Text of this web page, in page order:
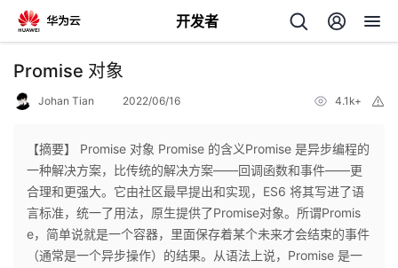
开发者
返
个
人
我
Promise 对象
Johan Tian 2022/06/16 4.1k+
【摘要】 Promise 对象 Promise 的含义Promise 是异步编程的
一种解决方案，比传统的解决方案——回调函数和事件——更
合理和更强大。它由社区最早提出和实现，ES6 将其写进了语
言标准，统一了用法，原生提供了Promise对象。所谓Promis
e，简单说就是一个容器，里面保存着某个未来才会结束的事件
（通常是一个异步操作）的结果。从语法上说，Promise 是一